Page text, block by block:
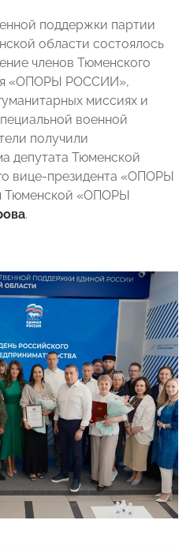
поддержки партии
области состоялось
членов Тюменского
«ОПОРЫ РОССИИ»,
миссиях и
военной
получили
депутата Тюменской
вице-президента «ОПОРЫ
Тюменской «ОПОРЫ
.